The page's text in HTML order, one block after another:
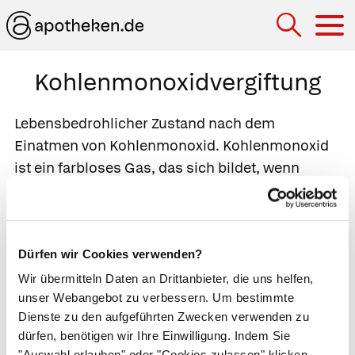
Dürfen wir Cookies verwenden?
Wir übermitteln Daten an Drittanbieter, die uns helfen,
unser Webangebot zu verbessern. Um bestimmte
Dienste zu den aufgeführten Zwecken verwenden zu
dürfen, benötigen wir Ihre Einwilligung. Indem Sie
Kohlenmonoxidvergiftung
Lebensbedrohlicher Zustand nach dem
Einatmen von Kohlenmonoxid. Kohlenmonoxid
ist ein farbloses Gas, das sich bildet, wenn
verbrennen und findet sich daher häufig in
Sauerstoff von seinen Bindungsstellen an den
roten Blutkörperchen, sodass dieser nicht mehr
zu den Organen gelangt. Erste Anzeichen einer
Kohlenmonoxidvergiftung sind Schwindel,
Kopfschmerzen und Übelkeit. Bringt sich der